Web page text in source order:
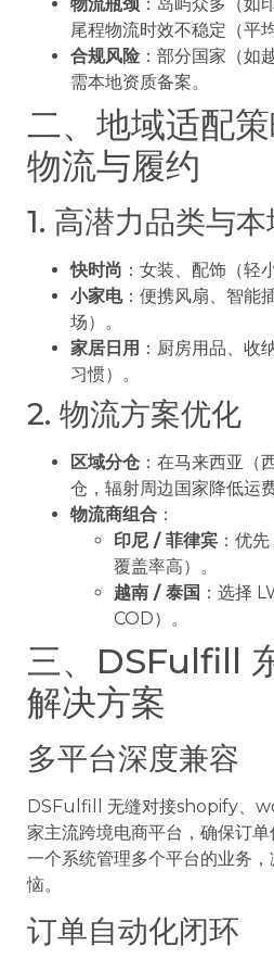
尾程物流时效不稳定（平
合规风险：部分国家（如
需本地资质备案。
二、地域适配策
物流与履约
1. 高潜力品类与
快时尚 ：女装、配饰（轻
小家电：便携风扇、智能
场）。
家居日用 ：厨房用品、收
习惯）。
2. 物流方案优化
区域分仓 ：在马来西亚（
仓，辐射周边国家降低运
物流商组合 ：
印尼 / 菲律宾 ：优
覆盖率高）。
越南 / 泰国 ：选择
COD）。
三、DSFulfill
解决方案
多平台深度兼容
DSFulfill 无缝对接shopify、
家主流跨境电商平台，确保订
一个系统管理多个平台的业务
恼。
订单自动化闭环